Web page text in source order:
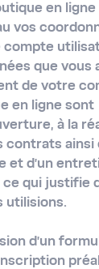
en
vos
compte
que vous
de votre
en ligne sont
à la
contrats ainsi
et d'un
qui justifie
utilisions.
d'un